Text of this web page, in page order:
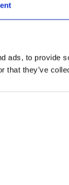
ads, to provide
that they’ve